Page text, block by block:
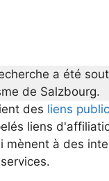
a été
de Salzbourg.
des liens
liens
mènent à des